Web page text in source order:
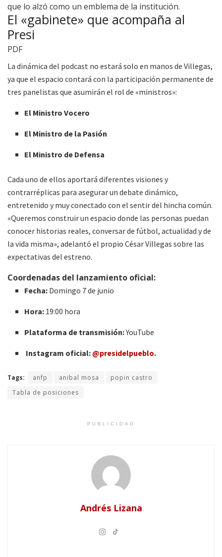
que lo alzó como un emblema de la institución.
El «gabinete» que acompaña al
Presi
PDF
La dinámica del podcast no estará solo en manos de Villegas,
ya que el espacio contará con la participación permanente de
tres panelistas que asumirán el rol de «ministros»:
El Ministro Vocero
El Ministro de la Pasión
El Ministro de Defensa
Cada uno de ellos aportará diferentes visiones y
contrarréplicas para asegurar un debate dinámico,
entretenido y muy conectado con el sentir del hincha común.
«Queremos construir un espacio donde las personas puedan
conocer historias reales, conversar de fútbol, actualidad y de
la vida misma», adelantó el propio César Villegas sobre las
expectativas del estreno.
Coordenadas del lanzamiento oficial:
Fecha: Domingo 7 de junio
Hora: 19:00 hora
Plataforma de transmisión:YouTube
Instagram oficial: @presidelpueblo.
Tags: anfp anibal mosa
popin castro
Tabla de posiciones
PUBLICIDAD
Andrés Lizana